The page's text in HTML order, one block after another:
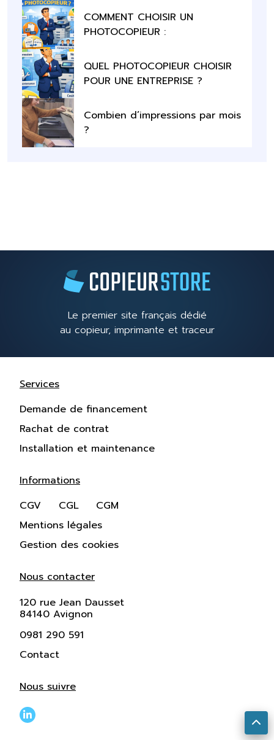
COMMENT CHOISIR UN
PHOTOCOPIEUR :
QUEL PHOTOCOPIEUR CHOISIR
POUR UNE ENTREPRISE ?
Combien d’impressions par mois
?
Le premier site français dédié
au copieur, imprimante et traceur
Services
Demande de financement
Rachat de contrat
Installation et maintenance
Informations
CGV
CGL
CGM
Mentions légales
Gestion des cookies
Nous contacter
120 rue Jean Dausset
84140 Avignon
0981 290 591
Contact
Nous suivre